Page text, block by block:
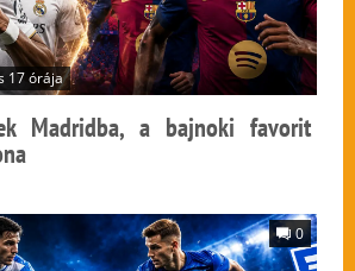
17 órája
Madridba, a bajnoki favorit
0